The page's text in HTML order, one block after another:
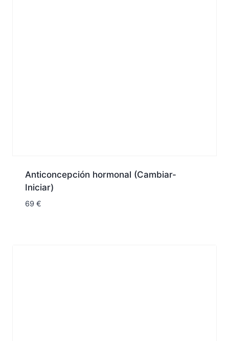
Anticoncepción hormonal (Cambiar-
Iniciar)
69 €